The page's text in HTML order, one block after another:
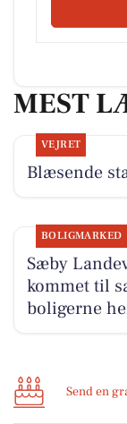
MEST
VEJRET
Blæsende
BOLIGMARKED
Sæby
kommet til
boligerne
Send en